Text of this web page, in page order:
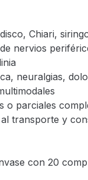
Chiari,
nervios
neuralgias,
o parciales
transporte y
con 20